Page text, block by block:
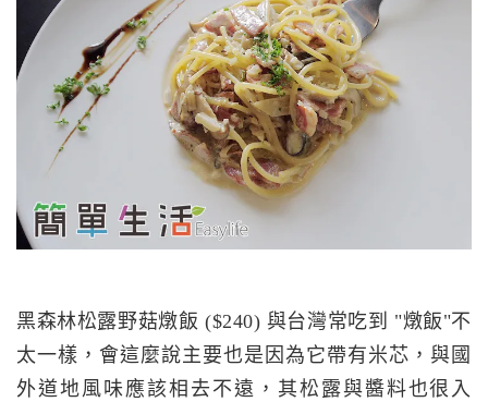
黑森林松露野菇燉飯 ($240) 與台灣常吃到 "燉飯"不
太一樣，會這麼說主要也是因為它帶有米芯，與國
外道地風味應該相去不遠，其松露與醬料也很入